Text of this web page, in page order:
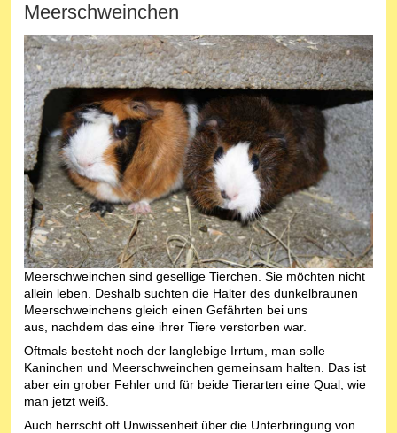
Meerschweinchen
Meerschweinchen sind gesellige Tierchen. Sie möchten nicht
allein leben. Deshalb suchten die Halter des dunkelbraunen
Meerschweinchens gleich einen Gefährten bei uns
aus, nachdem das eine ihrer Tiere verstorben war.
Oftmals besteht noch der langlebige Irrtum, man solle
Kaninchen und Meerschweinchen gemeinsam halten. Das ist
aber ein grober Fehler und für beide Tierarten eine Qual, wie
man jetzt weiß.
Auch herrscht oft Unwissenheit über die Unterbringung von